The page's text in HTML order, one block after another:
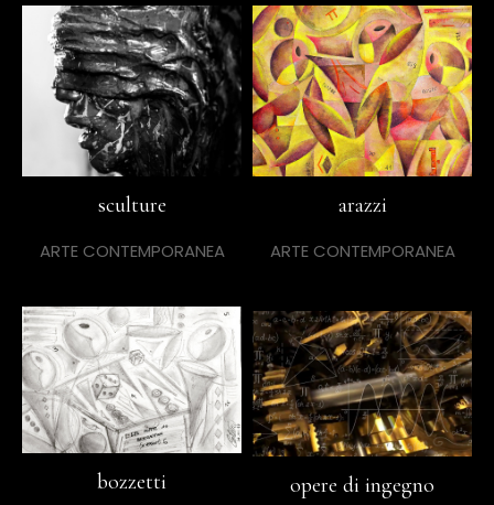
sculture
ARTE CONTEMPORANEA
arazzi
ARTE CONTEMPORANEA
bozzetti opere di ingegno